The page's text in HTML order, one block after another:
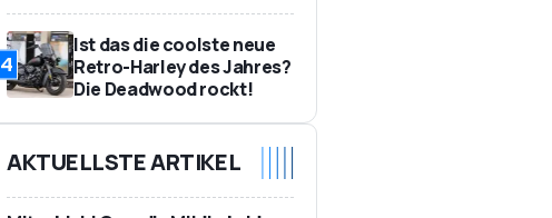
4
Ist das die coolste neue
Retro-Harley des Jahres?
Die Deadwood rockt!
AKTUELLSTE ARTIKEL